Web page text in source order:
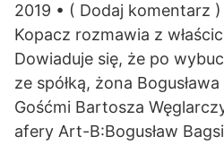
2019 • ( Dodaj komentarz
Kopacz rozmawia z
Dowiaduje się, że po
ze spółką, żona
Gośćmi Bartosza
afery Art-B:Bogusław